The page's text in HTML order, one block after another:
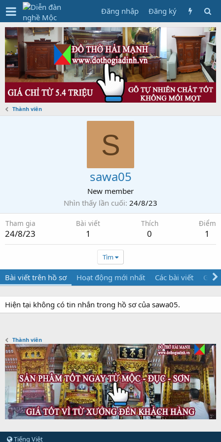
Đăng nhập Đăng ký
Thành viên
S
sawa05
New member
Nhìn thấy lần cuối 24/8/23
Tham gia
24/8/23
Bài viết
1
Thích
0
Điểm
1
Tìm
Bài viết trên hồ sơ Hoạt động mới nhất Các bài viết Giới
Hiện tại không có tin nhắn trong hồ sơ của sawa05.
Thành viên
Tiếng Việt